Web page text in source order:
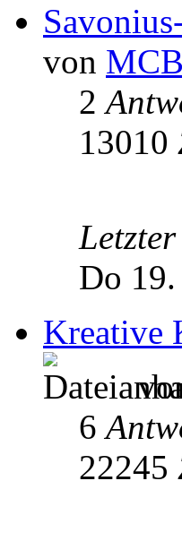
von
2
13010
Do
Kreative
6
22245